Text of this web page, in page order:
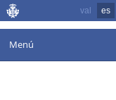
val es
Menú